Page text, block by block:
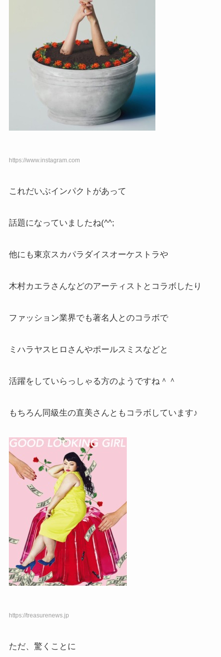
https://www.instagram.com
これだいぶインパクトがあって
話題になっていましたね(^^;
他にも東京スカパラダイスオーケストラや
木村カエラさんなどのアーティストとコラボしたり
ファッション業界でも著名人とのコラボで
ミハラヤスヒロさんやポールスミスなどと
活躍をしていらっしゃる方のようですね＾＾
もちろん同級生の直美さんともコラボしています♪
https://treasurenews.jp
ただ、驚くことに